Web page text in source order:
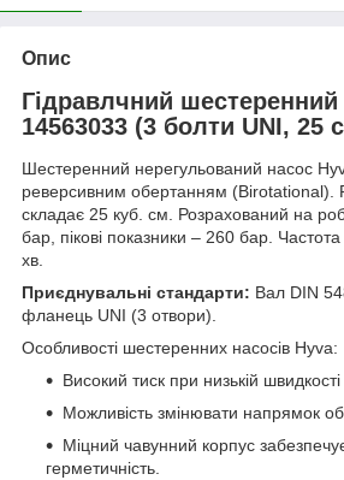
Опис
Гідравлчний
14563033 (3 болти UNI, 25
Шестеренний нерегульований насос
реверсивним обертанням (Birotational).
складає 25 куб. см. Розрахований на
бар, пікові показники – 260 бар.
хв.
Приєднувальні стандарти: Вал DIN
фланець UNI (3 отвори).
Особливості шестеренних насосів Hyva:
Високий тиск при низькій
Можливість змінювати напрямок
Міцний чавунний корпус
герметичність.